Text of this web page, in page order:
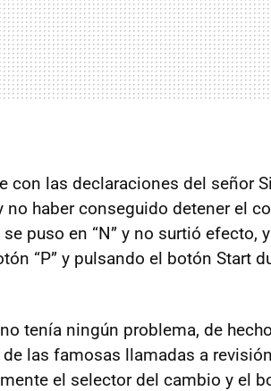
las declaraciones del señor
haber conseguido detener el
puso en “N” y no surtió efecto,
“P” y pulsando el botón Start
tenía ningún problema, de
las famosas llamadas a
el selector del cambio y el